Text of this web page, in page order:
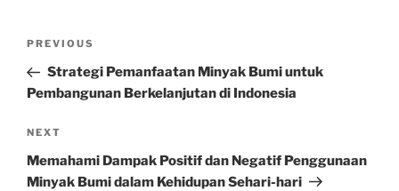
Previous
Post
PREVIOUS
Strategi Pemanfaatan Minyak Bumi untuk
Pembangunan Berkelanjutan di Indonesia
Next
Post
NEXT
Memahami Dampak Positif dan Negatif Penggunaan
Minyak Bumi dalam Kehidupan Sehari-hari